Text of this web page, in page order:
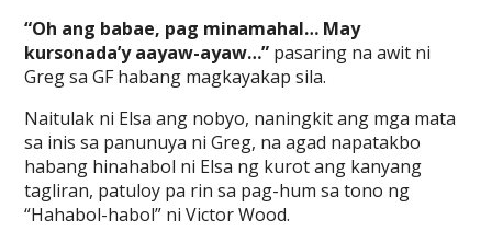
“Oh ang babae, pag minamahal… May
kursonada’y aayaw-ayaw…” pasaring na awit ni
Greg sa GF habang magkayakap sila.
Naitulak ni Elsa ang nobyo, naningkit ang mga mata
sa inis sa panunuya ni Greg, na agad napatakbo
habang hinahabol ni Elsa ng kurot ang kanyang
tagliran, patuloy pa rin sa pag-hum sa tono ng
“Hahabol-habol” ni Victor Wood.